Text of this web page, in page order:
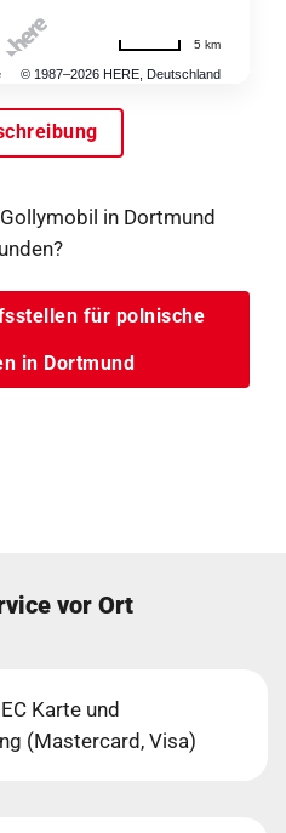
© 1987–2026 HERE, Deutschland
5 km
in Dortmund
für polnische
in Dortmund
vor Ort
Karte und
(Mastercard, Visa)